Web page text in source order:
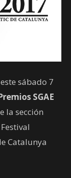
sábado 7
SGAE
la sección
Catalunya